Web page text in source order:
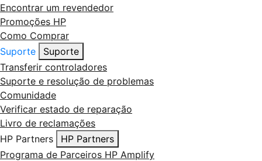
Encontrar um revendedor
Promoções HP
Como Comprar
Suporte
Suporte
Transferir controladores
Suporte e resolução de problemas
Comunidade
Verificar estado de reparação
Livro de reclamações
HP Partners
HP Partners
Programa de Parceiros HP Amplify